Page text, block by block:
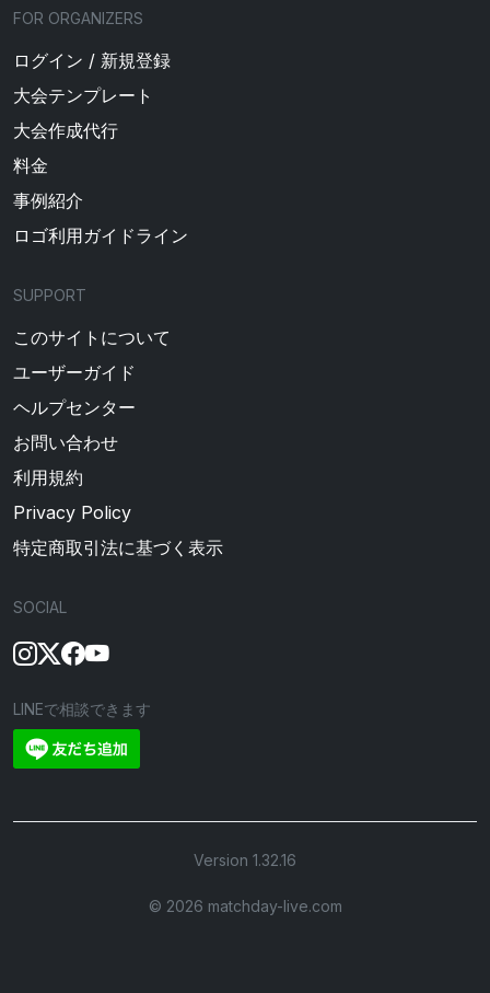
FOR ORGANIZERS
ログイン / 新規登録
大会テンプレート
大会作成代行
料金
事例紹介
ロゴ利用ガイドライン
SUPPORT
このサイトについて
ユーザーガイド
ヘルプセンター
お問い合わせ
利用規約
Privacy Policy
特定商取引法に基づく表示
SOCIAL
LINEで相談できます
Version 1.32.16
©︎ 2026 matchday-live.com